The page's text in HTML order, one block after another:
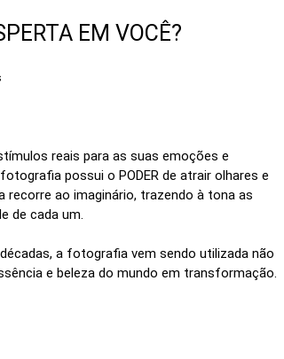
EM VOCÊ?
reais para as suas emoções e
possui o PODER de atrair olhares e
recorre ao imaginário, trazendo à tona as
de cada um.
a fotografia vem sendo utilizada não
e beleza do mundo em transformação.